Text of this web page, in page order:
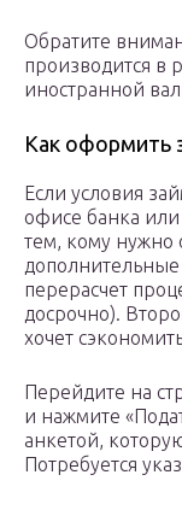
Обратите
производится в
иностранной
Как оформить
Если условия
офисе банка
тем, кому нужно
перерасчет
досрочно).
хочет
Перейдите на
и нажмите
анкетой,
Потребуется